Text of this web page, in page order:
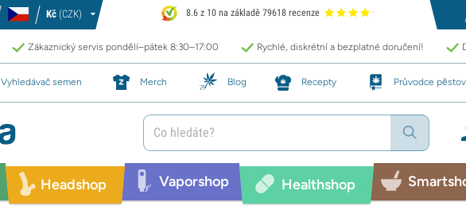
Kč (CZK) 8.6 z 10 na základě 79618 recenze
Zákaznický servis pondělí–pátek 8:30–17:00 Rychlé, diskrétní a bezplatné doručení!
Vyhledávač semen Merch Blog Recepty Průvodce
Headshop Vaporshop Healthshop